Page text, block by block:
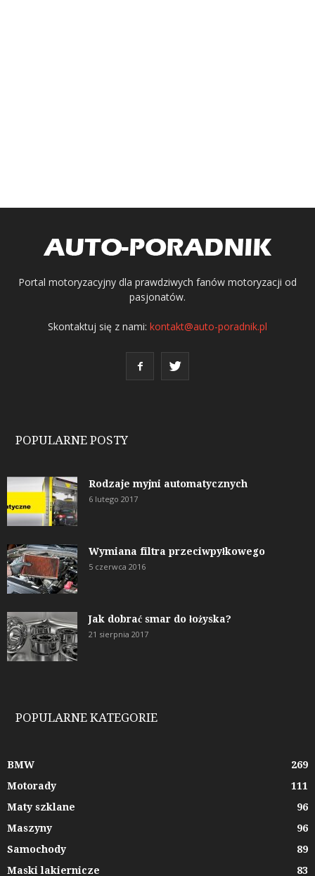
Portal motoryzacyjny dla prawdziwych fanów motoryzacji od
pasjonatów.
Skontaktuj się z nami: kontakt@auto-poradnik.pl
POPULARNE POSTY
Rodzaje myjni automatycznych
6 lutego 2017
Wymiana filtra przeciwpyłkowego
5 czerwca 2016
Jak dobrać smar do łożyska?
21 sierpnia 2017
POPULARNE KATEGORIE
BMW
269
Motorady
111
Maty szklane
96
Maszyny
96
Samochody
89
Maski lakiernicze
83